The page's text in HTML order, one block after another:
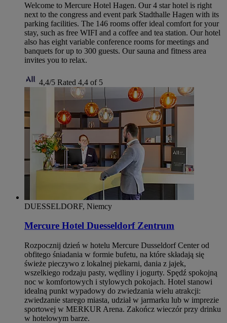
Welcome to Mercure Hotel Hagen. Our 4 star hotel is right
next to the congress and event park Stadthalle Hagen with its
parking facilities. The 146 rooms offer ideal comfort for your
stay, such as free WIFI and a coffee and tea station. Our hotel
also has eight variable conference rooms for meetings and
banquets for up to 300 guests. Our sauna and fitness area
invites you to relax.
4,4/5 Rated 4,4 of 5
DUESSELDORF, Niemcy
Mercure Hotel Duesseldorf Zentrum
Rozpocznij dzień w hotelu Mercure Dusseldorf Center od
obfitego śniadania w formie bufetu, na które składają się
świeże pieczywo z lokalnej piekarni, dania z jajek,
wszelkiego rodzaju pasty, wędliny i jogurty. Spędź spokojną
noc w komfortowych i stylowych pokojach. Hotel stanowi
idealną punkt wypadowy do zwiedzania wielu atrakcji:
zwiedzanie starego miasta, udział w jarmarku lub w imprezie
sportowej w MERKUR Arena. Zakończ wieczór przy drinku
w hotelowym barze.